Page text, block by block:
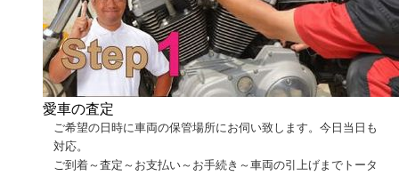
愛車の査定
ご希望の日時に車両の保管場所にお伺い致します。今日当日も
対応。
ご到着～査定～お支払い～お手続き～車両の引上げまでトータ